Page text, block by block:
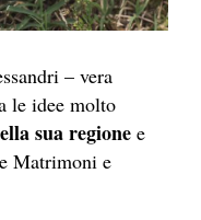
– vera
le idee molto
sua regione e
Matrimoni e